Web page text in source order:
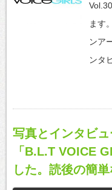
ます
ンア
ンタ
写真とインタビ
「B.L.T VOICE
した。読後の簡単